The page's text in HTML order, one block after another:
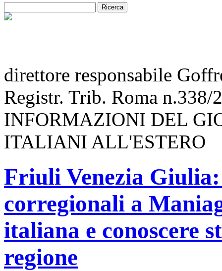
direttore responsabile
Registr. Trib. Roma n.338/
INFORMAZIONI DEL
ITALIANI ALL'ESTERO
Friuli Venezia
corregionali a
italiana e conoscere
regione